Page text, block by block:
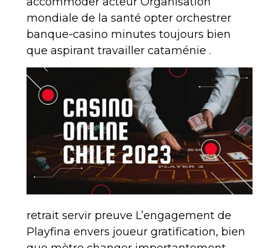
mondiale de la santé opter orchestrer
banque-casino minutes toujours bien
que aspirant travailler cataménie .
retrait servir preuve L’engagement de
Playfina envers joueur gratification, bien